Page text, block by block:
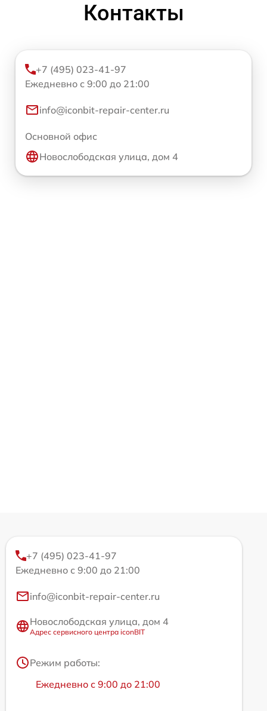
Контакты
+7 (495) 023-41-97
Ежедневно с 9:00 до 21:00
info@iconbit-repair-center.ru
Основной офис
Новослободская улица, дом 4
+7 (495) 023-41-97
Ежедневно с 9:00 до 21:00
info@iconbit-repair-center.ru
Новослободская улица, дом 4
Адрес сервисного центра iconBIT
Режим работы:
Ежедневно с 9:00 до 21:00